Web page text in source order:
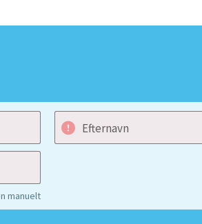
Efternavn
manuelt